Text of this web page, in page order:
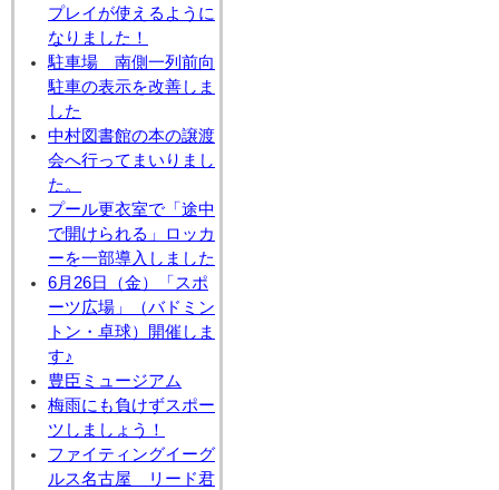
プレイが使えるように
なりました！
駐車場 南側一列前向
駐車の表示を改善しま
した
中村図書館の本の譲渡
会へ行ってまいりまし
た。
プール更衣室で「途中
で開けられる」ロッカ
ーを一部導入しました
6月26日（金）「スポ
ーツ広場」（バドミン
トン・卓球）開催しま
す♪
豊臣ミュージアム
梅雨にも負けずスポー
ツしましょう！
ファイティングイーグ
ルス名古屋 リード君